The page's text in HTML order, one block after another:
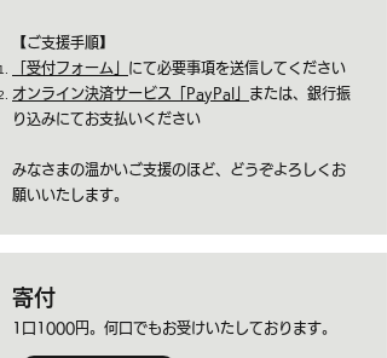
【ご支援手順】​
「受付フォーム」 にて必要事項を送信してください
オンライン決済サービス「PayPal」 または、銀行振
り込みにてお支払い​ください
みなさまの温かいご支援のほど、どうぞよろしくお
願いいたします。​
寄付
1口1000円。何口でもお受けいたしております。